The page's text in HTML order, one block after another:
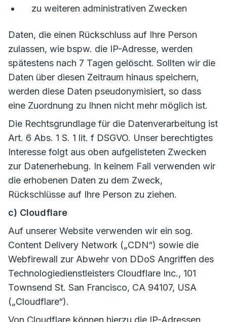
zu weiteren administrativen Zwecken
Daten, die einen Rückschluss auf Ihre Person
zulassen, wie bspw. die IP-Adresse, werden
spätestens nach 7 Tagen gelöscht. Sollten wir die
Daten über diesen Zeitraum hinaus speichern,
werden diese Daten pseudonymisiert, so dass
eine Zuordnung zu Ihnen nicht mehr möglich ist.
Die Rechtsgrundlage für die Datenverarbeitung ist
Art. 6 Abs. 1 S. 1 lit. f DSGVO. Unser berechtigtes
Interesse folgt aus oben aufgelisteten Zwecken
zur Datenerhebung. In keinem Fall verwenden wir
die erhobenen Daten zu dem Zweck,
Rückschlüsse auf Ihre Person zu ziehen.
c) Cloudflare
Auf unserer Website verwenden wir ein sog.
Content Delivery Network („CDN“) sowie die
Webfirewall zur Abwehr von DDoS Angriffen des
Technologiedienstleisters Cloudflare Inc., 101
Townsend St. San Francisco, CA 94107, USA
(„Cloudflare“).
Von Cloudflare können hierzu die IP-Adressen,